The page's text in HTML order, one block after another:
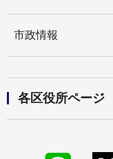
市政情報
各区役所ページ